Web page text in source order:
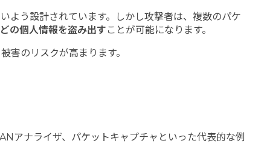
よう設計されています。しかし攻撃者は、複数のパケ
の個人情報を盗み出す ことが可能になります。
害のリスクが高まります。
アナライザ、パケットキャプチャといった代表的な例